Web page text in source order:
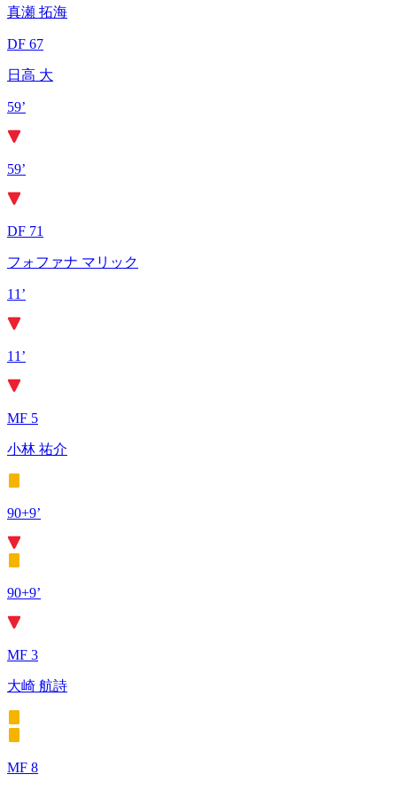
真瀬 拓海
DF 67
日高 大
59’
59’
DF 71
フォファナ マリック
11’
11’
MF 5
小林 祐介
90+9’
90+9’
MF 3
大崎 航詩
MF 8